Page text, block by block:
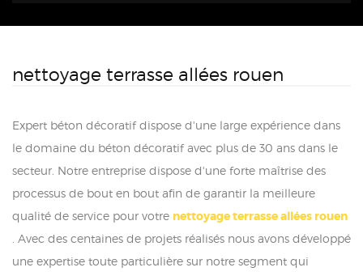
nettoyage terrasse allées rouen
Expert béton décoratif dispose d'une large expérience dans
le domaine du béton décoratif avec plus de 30 ans dans le
secteur. Notre entreprise dispose d'une forte maîtrise des
processus de bout en bout afin de garantir la meilleure
qualité de service pour votre nettoyage terrasse allées rouen
. Avec des centaines de projets réalisés nous avons développé
une expertise toute particulière sur notre segment qui